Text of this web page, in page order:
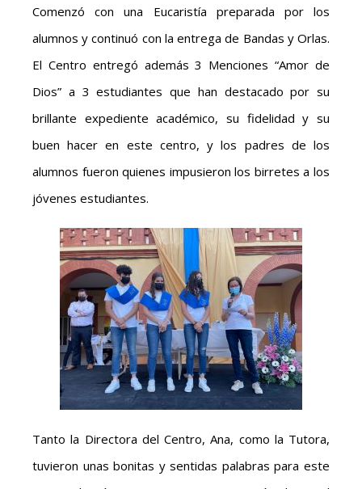
Comenzó con una Eucaristía preparada por los
alumnos y continuó con la entrega de Bandas y Orlas.
El Centro entregó además 3 Menciones “Amor de
Dios” a 3 estudiantes que han destacado por su
brillante expediente académico, su fidelidad y su
buen hacer en este centro, y los padres de los
alumnos fueron quienes impusieron los birretes a los
jóvenes estudiantes.
Tanto la Directora del Centro, Ana, como la Tutora,
tuvieron unas bonitas y sentidas palabras para este